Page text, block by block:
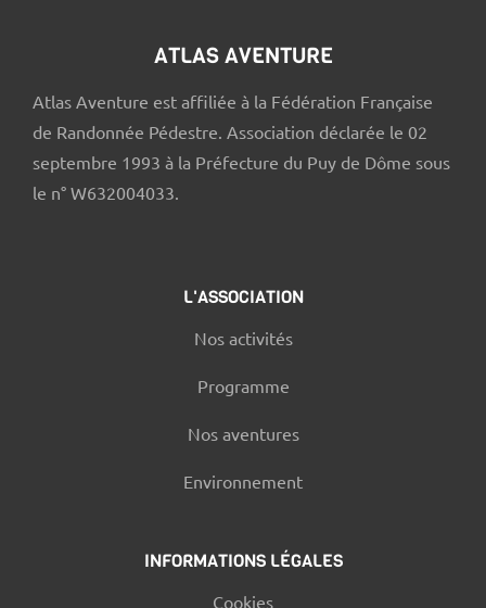
ATLAS AVENTURE
Atlas Aventure est affiliée à la Fédération Française
de Randonnée Pédestre. Association déclarée le 02
septembre 1993 à la Préfecture du Puy de Dôme sous
le n° W632004033.
L'ASSOCIATION
Nos activités
Programme
Nos aventures
Environnement
INFORMATIONS LÉGALES
Cookies